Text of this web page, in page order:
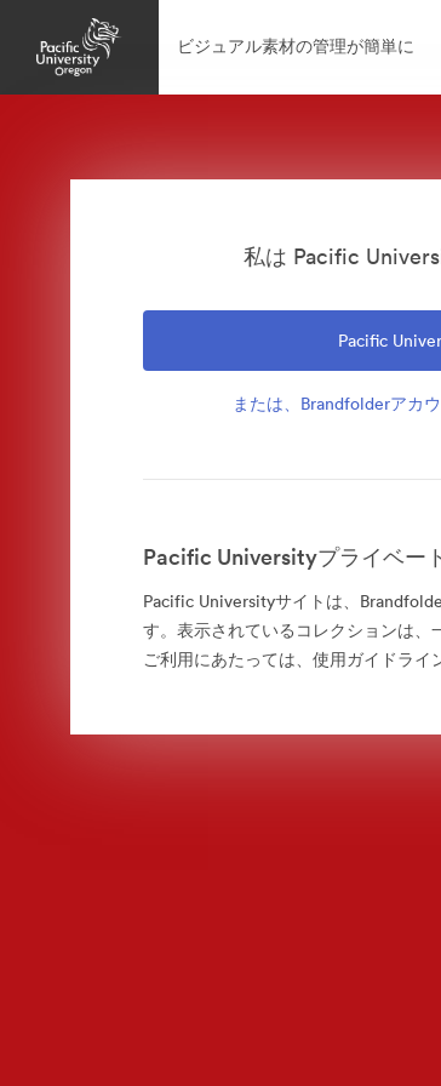
ビジュアル素材の管理が簡単に
私は Pacific
Pacific
または、Brandfolderアカ
Pacific Universityプライベー
Pacific Universityサイトは、
す。表示されているコレクションは、
ご利用にあたっては、使用ガイドライ